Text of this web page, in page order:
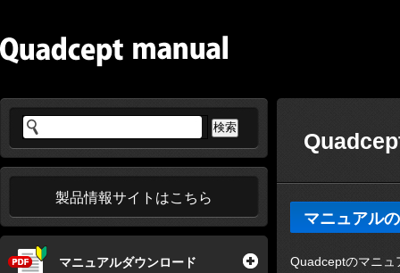
製品情報サイトはこちら
マニュアルダウンロード
マニュアル
Quadceptのマニュ